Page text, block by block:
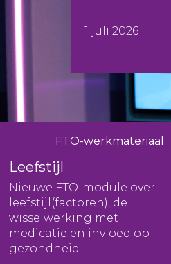
1 juli 2026
FTO-werkmateriaal
Leefstijl
Nieuwe FTO-module over
leefstijl(factoren), de
wisselwerking met
medicatie en invloed op
gezondheid